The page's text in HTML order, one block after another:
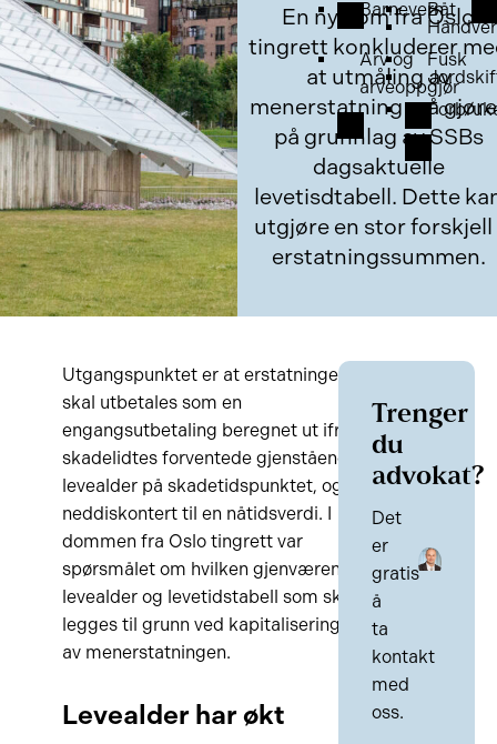
Barnevern
Arv og
arveoppgjør
Båt
Fusk
En ny dom fra Oslo
tingrett konkluderer
at utmåling av
menerstatning må
på grunnlag av SSBs
dagsaktuelle
levetisdtabell. Dette
utgjøre en stor forskjell
erstatningssummen.
Utgangspunktet er at erstatningen
skal utbetales som en
engangsutbetaling beregnet ut ifra
skadelidtes forventede gjenstående
levealder på skadetidspunktet, og
neddiskontert til en nåtidsverdi. I
dommen fra Oslo tingrett var
spørsmålet om hvilken gjenværende
levealder og levetidstabell som skulle
legges til grunn ved kapitaliseringen
av menerstatningen.
Levealder har økt
Trenger
du
advokat?
Det
er
gratis
å
ta
kontakt
med
oss.